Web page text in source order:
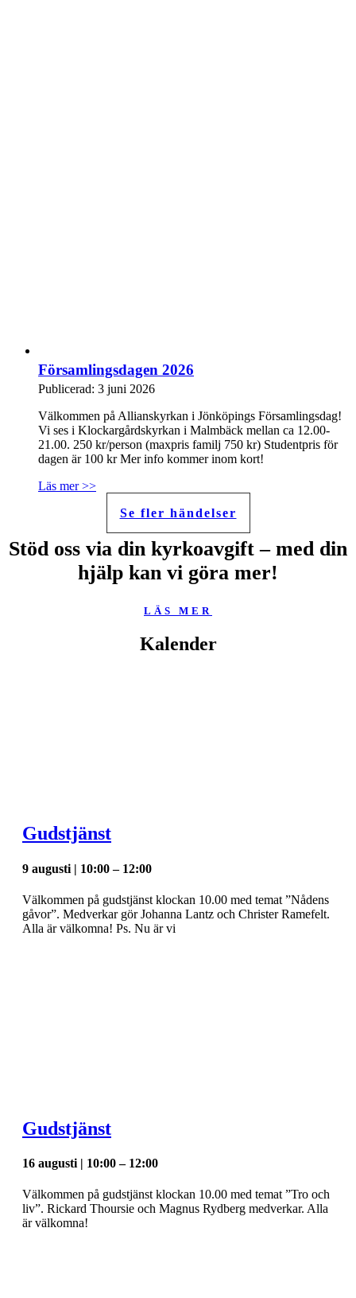
Församlingsdagen 2026
Publicerad: 3 juni 2026
Välkommen på Allianskyrkan i Jönköpings Församlingsdag!
Vi ses i Klockargårdskyrkan i Malmbäck mellan ca 12.00-
21.00. 250 kr/person (maxpris familj 750 kr) Studentpris för
dagen är 100 kr Mer info kommer inom kort!
Läs mer >>
Se fler händelser
Stöd oss via din kyrkoavgift – med din
hjälp kan vi göra mer!
LÄS MER
Kalender
Gudstjänst
9 augusti | 10:00– 12:00
Välkommen på gudstjänst klockan 10.00 med temat ”Nådens
gåvor”. Medverkar gör Johanna Lantz och Christer Ramefelt.
Alla är välkomna! Ps. Nu är vi
Gudstjänst
16 augusti | 10:00– 12:00
Välkommen på gudstjänst klockan 10.00 med temat ”Tro och
liv”. Rickard Thoursie och Magnus Rydberg medverkar. Alla
är välkomna!